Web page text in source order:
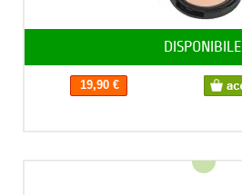
DISPONIBILE
19,90 €